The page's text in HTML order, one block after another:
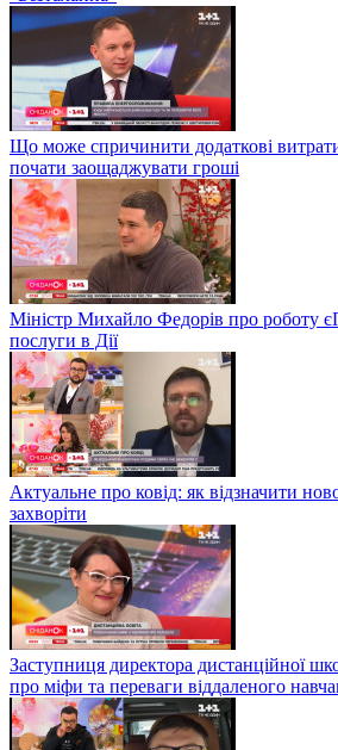
Що може спричинити додаткові
почати заощаджувати гроші
Міністр Михайло Федорів про роботу
послуги в Дії
Актуальне про ковід: як відзначити
захворіти
Заступниця директора дистанційної
про міфи та переваги віддаленого